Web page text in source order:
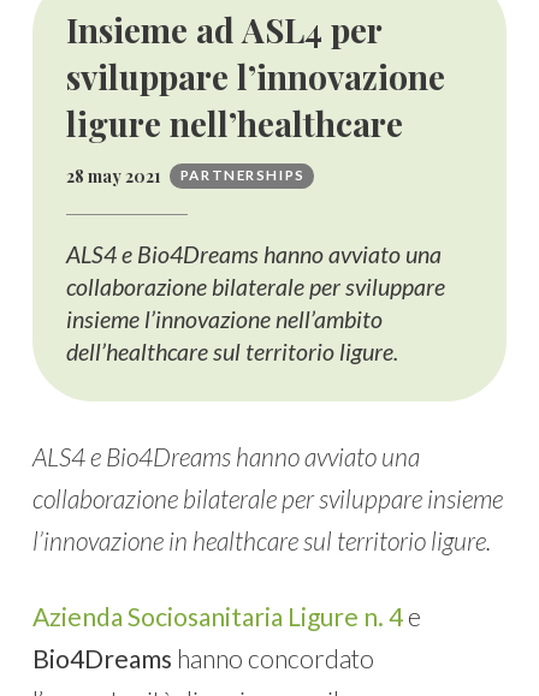
Insieme ad ASL4 per
sviluppare l’innovazione
ligure nell’healthcare
28 may 2021 PARTNERSHIPS
ALS4 e Bio4Dreams hanno avviato una
collaborazione bilaterale per sviluppare
insieme l’innovazione nell’ambito
dell’healthcare sul territorio ligure.
ALS4 e Bio4Dreams hanno avviato una
collaborazione bilaterale per sviluppare insieme
l’innovazione in healthcare sul territorio ligure.
Azienda Sociosanitaria Ligure n. 4e
Bio4Dreams hanno concordato